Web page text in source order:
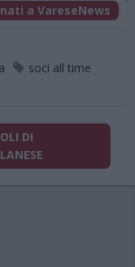
a VareseNews
soci all time
DI